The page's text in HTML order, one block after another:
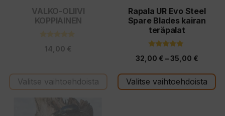
VALKO-OLIIVI
KOPPIAINEN
5:stä
14,00 €
Valitse vaihtoehdoista
tuotteen
Rapala UR Evo Steel
Spare Blades kairan
teräpalat
5:stä
32,00 € – 35,00 €
-
Valitse vaihtoehdoista
tuotteen
sivulla.